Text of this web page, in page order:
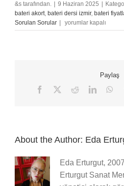
&s tarafından. 9 Haziran 2025
bateri akort, bateri dersi izmir, bateri
Sorulan Sorular
Poliritmik
Alıştırmalarla
İçin
yorumlar kapalı
Paylaş
Facebook RedditLinkedIn
About the Author: Eda
Eda Erturgut,
Erturgut Sanat